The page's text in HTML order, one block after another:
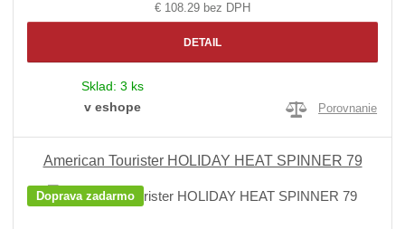
€ 108.29 bez DPH
DETAIL
Sklad: 3 ks
v eshope
Porovnanie
American Tourister HOLIDAY HEAT SPINNER 79
Doprava zadarmo